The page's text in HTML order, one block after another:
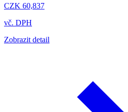
CZK 60,837
vč. DPH
Zobrazit detail